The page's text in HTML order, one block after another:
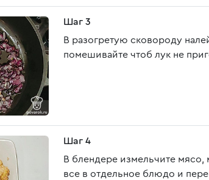
Шаг 3
В разогретую сковороду
помешивайте чтоб лук не
Шаг 4
В блендере измельчите
все в отдельное блюдо и